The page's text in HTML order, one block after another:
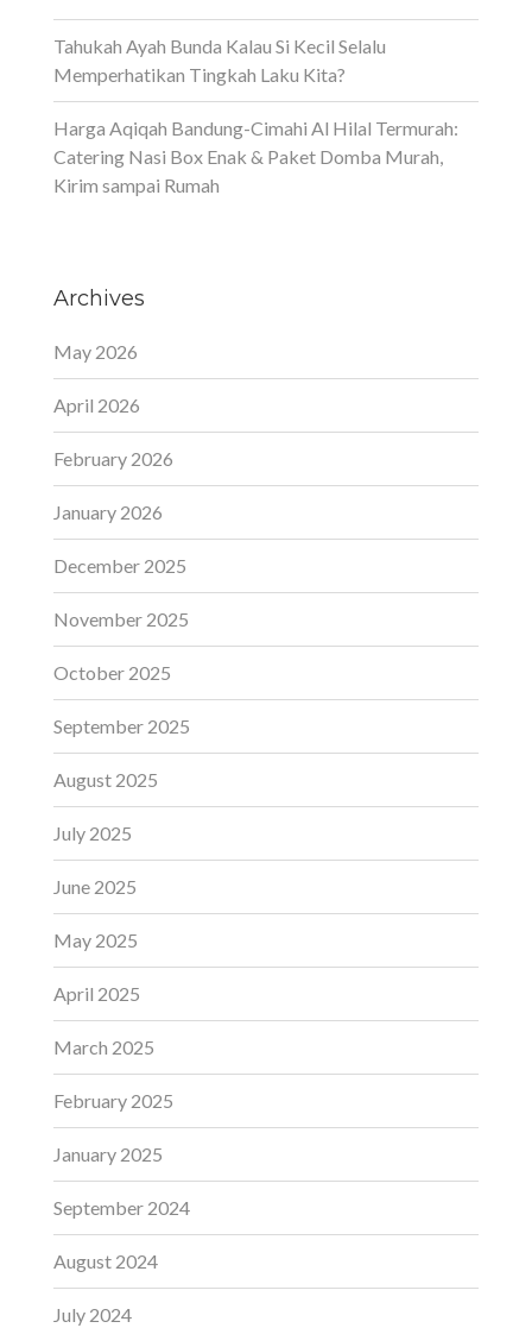
Tahukah Ayah Bunda Kalau Si Kecil Selalu
Memperhatikan Tingkah Laku Kita?
Harga Aqiqah Bandung-Cimahi Al Hilal Termurah:
Catering Nasi Box Enak & Paket Domba Murah,
Kirim sampai Rumah
Archives
May 2026
April 2026
February 2026
January 2026
December 2025
November 2025
October 2025
September 2025
August 2025
July 2025
June 2025
May 2025
April 2025
March 2025
February 2025
January 2025
September 2024
August 2024
July 2024